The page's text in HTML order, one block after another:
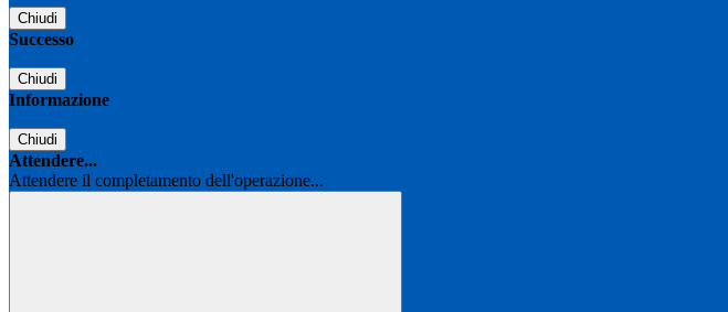
Chiudi
Successo
Chiudi
Informazione
Chiudi
Attendere...
Attendere il completamento dell'operazione...